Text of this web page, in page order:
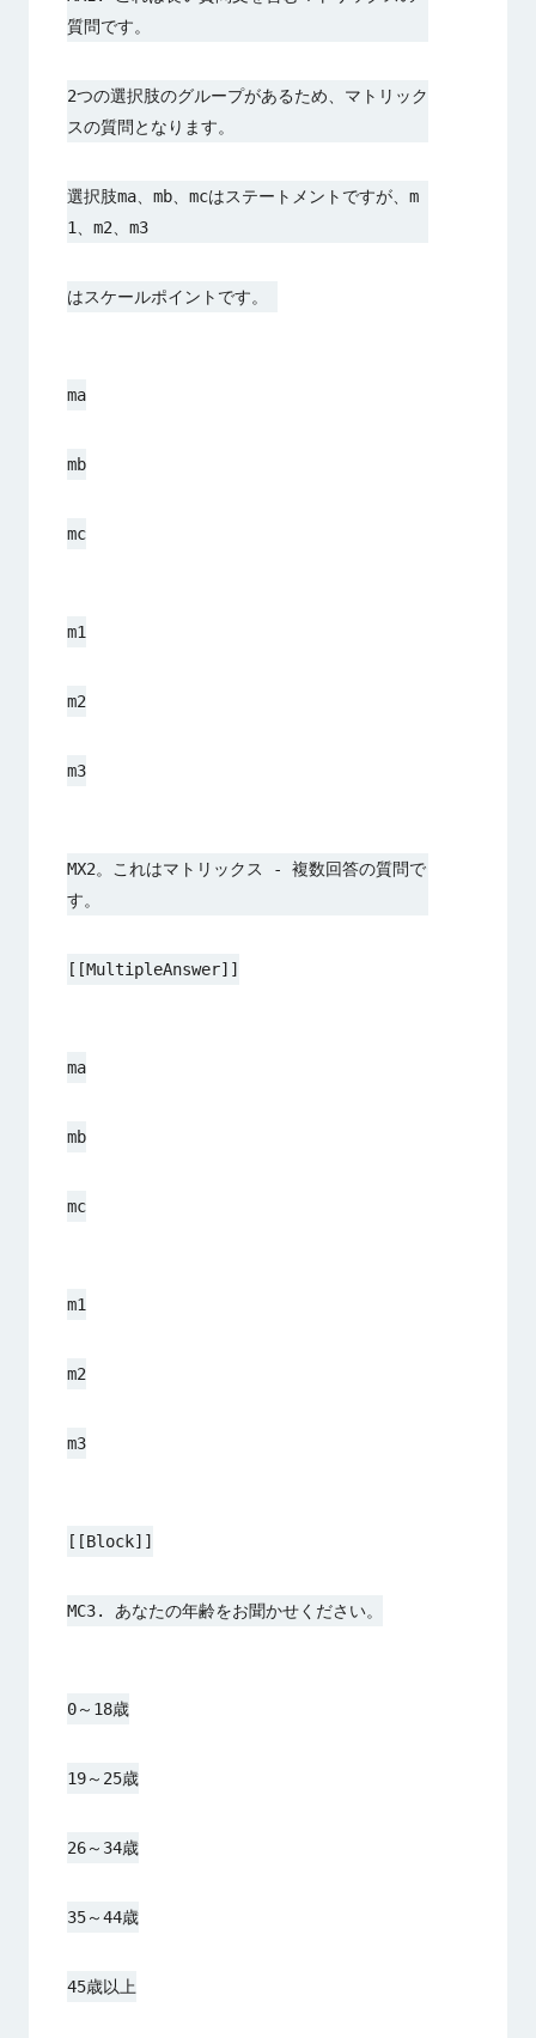
質問です。
2つの選択肢のグループがあるため、マトリック
スの質問となります。
選択肢ma、mb、mcはステートメントですが、m
1、m2、m3
はスケールポイントです。
ma
mb
mc
m1
m2
m3
MX2。これはマトリックス - 複数回答の質問で
す。
[[MultipleAnswer]]
ma
mb
mc
m1
m2
m3
[[Block]]
MC3. あなたの年齢をお聞かせください。
0～18歳
19～25歳
26～34歳
35～44歳
45歳以上